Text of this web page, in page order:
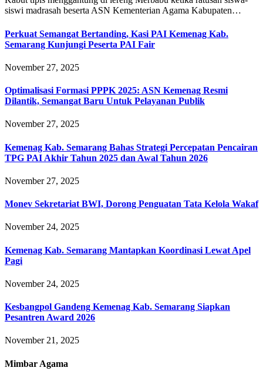
siswi madrasah beserta ASN Kementerian Agama Kabupaten…
Perkuat Semangat Bertanding, Kasi PAI Kemenag Kab.
Semarang Kunjungi Peserta PAI Fair
November 27, 2025
Optimalisasi Formasi PPPK 2025: ASN Kemenag Resmi
Dilantik, Semangat Baru Untuk Pelayanan Publik
November 27, 2025
Kemenag Kab. Semarang Bahas Strategi Percepatan Pencairan
TPG PAI Akhir Tahun 2025 dan Awal Tahun 2026
November 27, 2025
Monev Sekretariat BWI, Dorong Penguatan Tata Kelola Wakaf
November 24, 2025
Kemenag Kab. Semarang Mantapkan Koordinasi Lewat Apel
Pagi
November 24, 2025
Kesbangpol Gandeng Kemenag Kab. Semarang Siapkan
Pesantren Award 2026
November 21, 2025
Mimbar Agama